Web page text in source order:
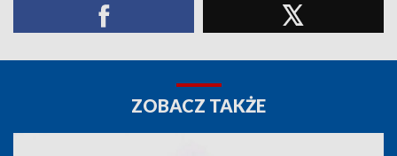
ZOBACZ TAKŻE